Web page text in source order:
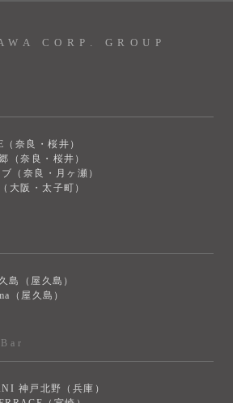
CORP. GROUP
奈良・桜井）
（奈良・桜井）
（奈良・月ヶ瀬）
大阪・太子町）
島（屋久島）
（屋久島）
神戸北野（兵庫）